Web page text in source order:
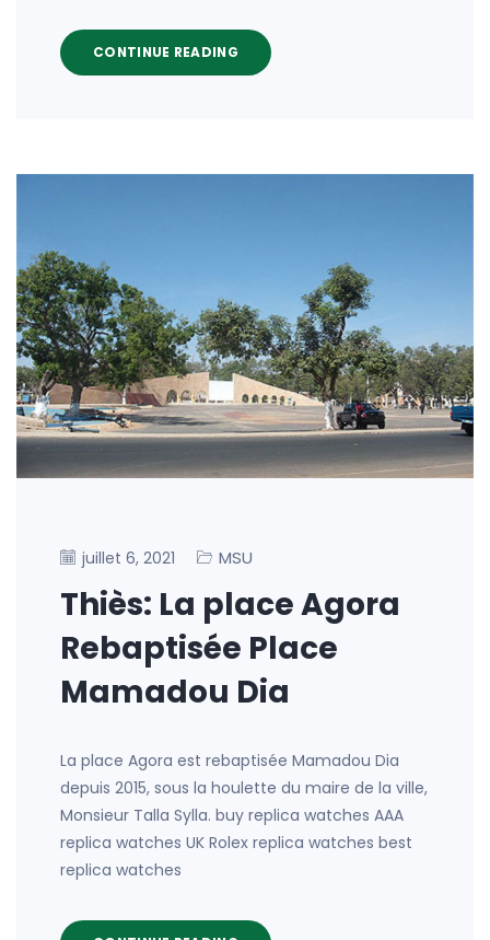
CONTINUE READING
juillet 6, 2021 MSU
Thiès: La place Agora
Rebaptisée Place
Mamadou Dia
La place Agora est rebaptisée Mamadou Dia
depuis 2015, sous la houlette du maire de la ville,
Monsieur Talla Sylla. buy replica watches AAA
replica watches UK Rolex replica watches best
replica watches